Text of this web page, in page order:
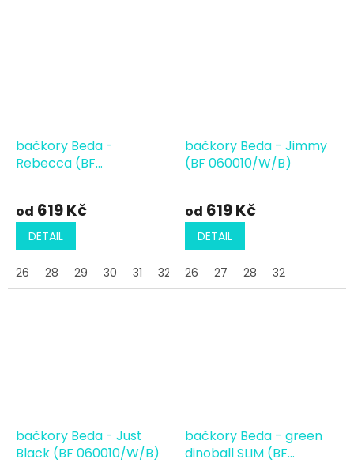
bačkory Beda -
Rebecca (BF
od 619 Kč
DETAIL
26 28 29 30 31 32 33
bačkory Beda - Jimmy
(BF 060010/W/B)
od 619 Kč
DETAIL
26 27 28 32
bačkory Beda - Just
Black (BF 060010/W/B)
bačkory Beda - green
dinoball SLIM (BF